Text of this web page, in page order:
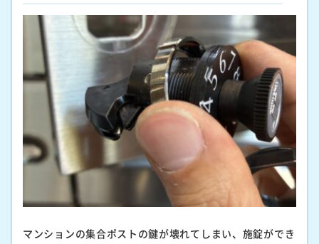
マンションの集合ポストの鍵が壊れてしまい、施錠ができ